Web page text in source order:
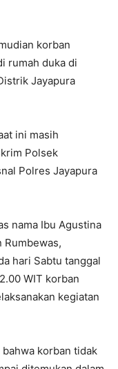
korban
rumah duka di
Jayapura
ini masih
Polsek
Polres Jayapura
nama Ibu Agustina
Rumbewas,
hari Sabtu tanggal
WIT korban
kegiatan
korban tidak